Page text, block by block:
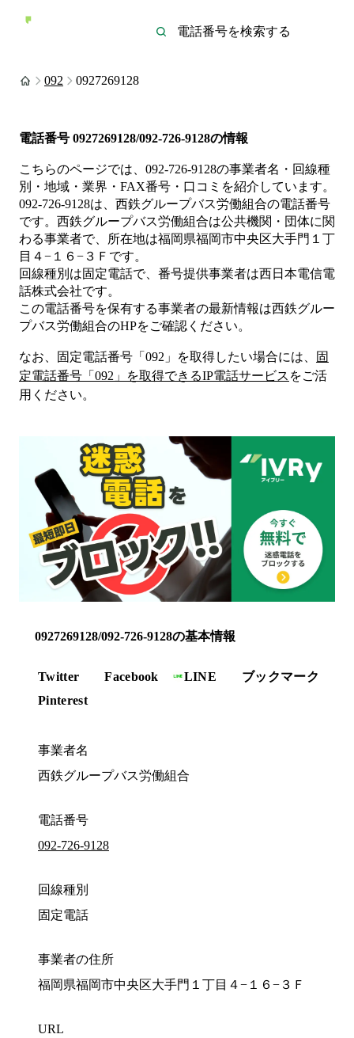
092 0927269128
電話番号 0927269128/092-726-9128の情報
こちらのページでは、 092-726-9128の事業者名・回線種
別・地域・業界・FAX番号・口コミを紹介しています。
092-726-9128は、 西鉄グループバス労働組合の電話番号
です。 西鉄グループバス労働組合は公共機関・団体に関
わる事業者で、所在地は福岡県福岡市中央区大手門１丁
目４−１６−３Ｆ です。
回線種別は固定電話で、番号提供事業者は西日本電信電
話株式会社です。
この電話番号を保有する事業者の最新情報は西鉄グルー
プバス労働組合のHPをご確認ください。
なお、固定電話番号「 092 」を取得したい場合には、
固
定電話番号「 092 」を取得できるIP電話サービス をご活
用ください。
0927269128/092-726-9128の基本情報
Twitter Facebook LINE
ブックマーク
Pinterest
事業者名
西鉄グループバス労働組合
電話番号
092-726-9128
回線種別
固定電話
事業者の住所
福岡県福岡市中央区大手門１丁目４−１６−３Ｆ
URL